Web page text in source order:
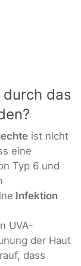
durch das
ist nicht
eine
Typ 6 und
Infektion
UVA-
der Haut
dass